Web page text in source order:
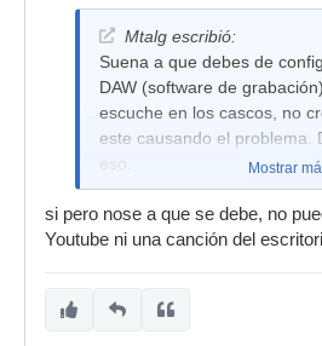
Mtalg escribió:
Suena a que debes de
DAW (software de
escuche en los cascos, no
este causando el problema.
eso.
Mostrar
si pero nose a que se debe, no
Youtube ni una canción del